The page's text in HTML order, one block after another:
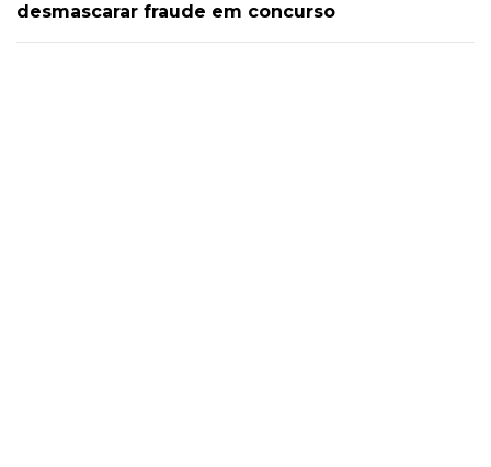
desmascarar fraude em concurso